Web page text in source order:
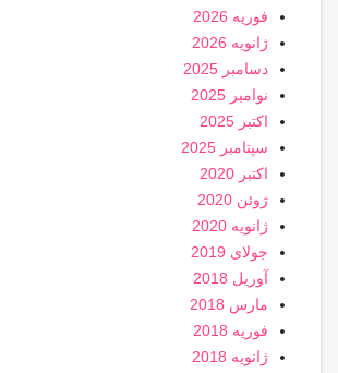
فوریه 2026
ژانویه 2026
دسامبر 2025
نوامبر 2025
اکتبر 2025
سپتامبر 2025
اکتبر 2020
ژوئن 2020
ژانویه 2020
جولای 2019
آوریل 2018
مارس 2018
فوریه 2018
ژانویه 2018